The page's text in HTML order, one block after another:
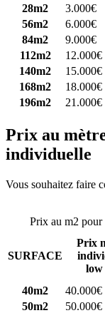
28m2
3.000€
56m2
6.000€
84m2
9.000€
112m2
12.000€
140m2
15.000€
168m2
18.000€
196m2
21.000€
Prix au
individuelle
Vous souhaitez faire
Prix au m2 pour
SURFACE
Prix
low
40m2
40.000€
50m2
50.000€